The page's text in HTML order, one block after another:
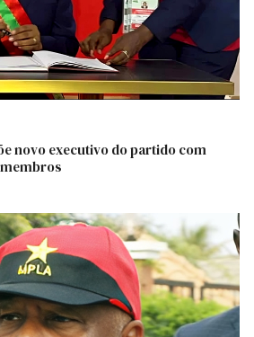
novo executivo do partido com